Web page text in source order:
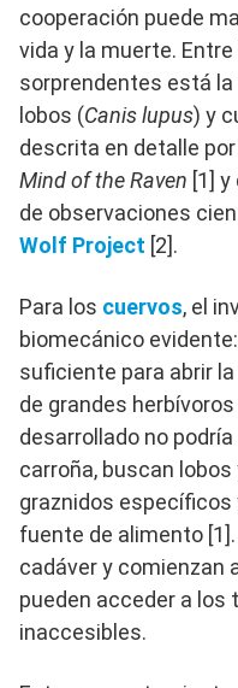
cooperación puede
vida y la muerte.
sorprendentes está
lobos (Canis lupus) y
descrita en detalle
Mind of the Raven [1]
de observaciones
Wolf Project [2].
Para los cuervos, el
biomecánico
suficiente para abrir
de grandes
desarrollado no
carroña, buscan
graznidos
fuente de alimento
cadáver y comienzan
pueden acceder a
inaccesibles.